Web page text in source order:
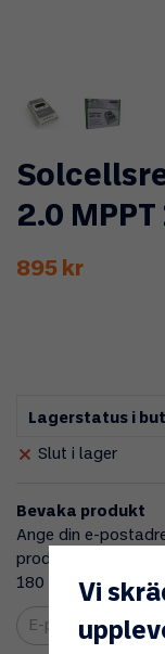
2.0 MPPT
895 kr
Lagerstatus i
Slut i lager
Bevaka produkt
Ange din e-
produkten finns i
180 dagar.
Vi